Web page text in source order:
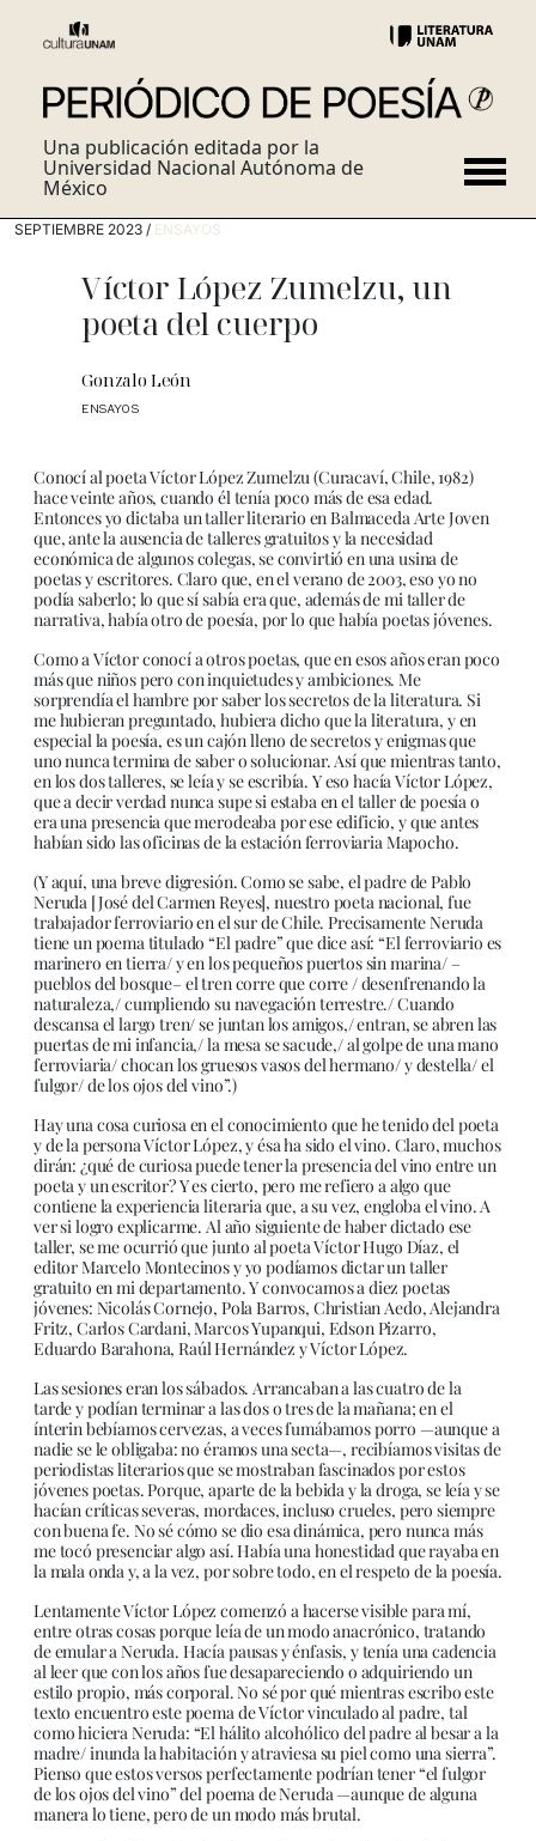
Una publicación editada por la
Universidad Nacional Autónoma de
México
SEPTIEMBRE 2023 / ENSAYOS
Víctor López Zumelzu, un
poeta del cuerpo
Gonzalo León
ENSAYOS
Conocí al poeta Víctor López Zumelzu (Curacaví, Chile, 1982)
hace veinte años, cuando él tenía poco más de esa edad.
Entonces yo dictaba un taller literario en Balmaceda Arte Joven
que, ante la ausencia de talleres gratuitos y la necesidad
económica de algunos colegas, se convirtió en una usina de
poetas y escritores. Claro que, en el verano de 2003, eso yo no
podía saberlo; lo que sí sabía era que, además de mi taller de
narrativa, había otro de poesía, por lo que había poetas jóvenes.
Como a Víctor conocí a otros poetas, que en esos años eran poco
más que niños pero con inquietudes y ambiciones. Me
sorprendía el hambre por saber los secretos de la literatura. Si
me hubieran preguntado, hubiera dicho que la literatura, y en
especial la poesía, es un cajón lleno de secretos y enigmas que
uno nunca termina de saber o solucionar. Así que mientras tanto,
en los dos talleres, se leía y se escribía. Y eso hacía Víctor López,
que a decir verdad nunca supe si estaba en el taller de poesía o
era una presencia que merodeaba por ese edificio, y que antes
habían sido las oficinas de la estación ferroviaria Mapocho.
(Y aquí, una breve digresión. Como se sabe, el padre de Pablo
Neruda [José del Carmen Reyes], nuestro poeta nacional, fue
trabajador ferroviario en el sur de Chile. Precisamente Neruda
tiene un poema titulado “El padre” que dice así: “El ferroviario es
marinero en tierra/ y en los pequeños puertos sin marina/ –
pueblos del bosque– el tren corre que corre / desenfrenando la
naturaleza,/ cumpliendo su navegación terrestre./ Cuando
descansa el largo tren/ se juntan los amigos,/ entran, se abren las
puertas de mi infancia,/ la mesa se sacude,/ al golpe de una mano
ferroviaria/ chocan los gruesos vasos del hermano/ y destella/ el
fulgor/ de los ojos del vino”.)
Hay una cosa curiosa en el conocimiento que he tenido del poeta
y de la persona Víctor López, y ésa ha sido el vino. Claro, muchos
dirán: ¿qué de curiosa puede tener la presencia del vino entre un
poeta y un escritor? Y es cierto, pero me refiero a algo que
contiene la experiencia literaria que, a su vez, engloba el vino. A
ver si logro explicarme. Al año siguiente de haber dictado ese
taller, se me ocurrió que junto al poeta Víctor Hugo Díaz, el
editor Marcelo Montecinos y yo podíamos dictar un taller
gratuito en mi departamento. Y convocamos a diez poetas
jóvenes: Nicolás Cornejo, Pola Barros, Christian Aedo, Alejandra
Fritz, Carlos Cardani, Marcos Yupanqui, Edson Pizarro,
Eduardo Barahona, Raúl Hernández y Víctor López.
Las sesiones eran los sábados. Arrancaban a las cuatro de la
tarde y podían terminar a las dos o tres de la mañana; en el
ínterin bebíamos cervezas, a veces fumábamos porro —aunque a
nadie se le obligaba: no éramos una secta—, recibíamos visitas de
periodistas literarios que se mostraban fascinados por estos
jóvenes poetas. Porque, aparte de la bebida y la droga, se leía y se
hacían críticas severas, mordaces, incluso crueles, pero siempre
con buena fe. No sé cómo se dio esa dinámica, pero nunca más
me tocó presenciar algo así. Había una honestidad que rayaba en
la mala onda y, a la vez, por sobre todo, en el respeto de la poesía.
Lentamente Víctor López comenzó a hacerse visible para mí,
entre otras cosas porque leía de un modo anacrónico, tratando
de emular a Neruda. Hacía pausas y énfasis, y tenía una cadencia
al leer que con los años fue desapareciendo o adquiriendo un
estilo propio, más corporal. No sé por qué mientras escribo este
texto encuentro este poema de Víctor vinculado al padre, tal
como hiciera Neruda: “El hálito alcohólico del padre al besar a la
madre/ inunda la habitación y atraviesa su piel como una sierra”.
Pienso que estos versos perfectamente podrían tener “el fulgor
de los ojos del vino” del poema de Neruda —aunque de alguna
manera lo tiene, pero de un modo más brutal.